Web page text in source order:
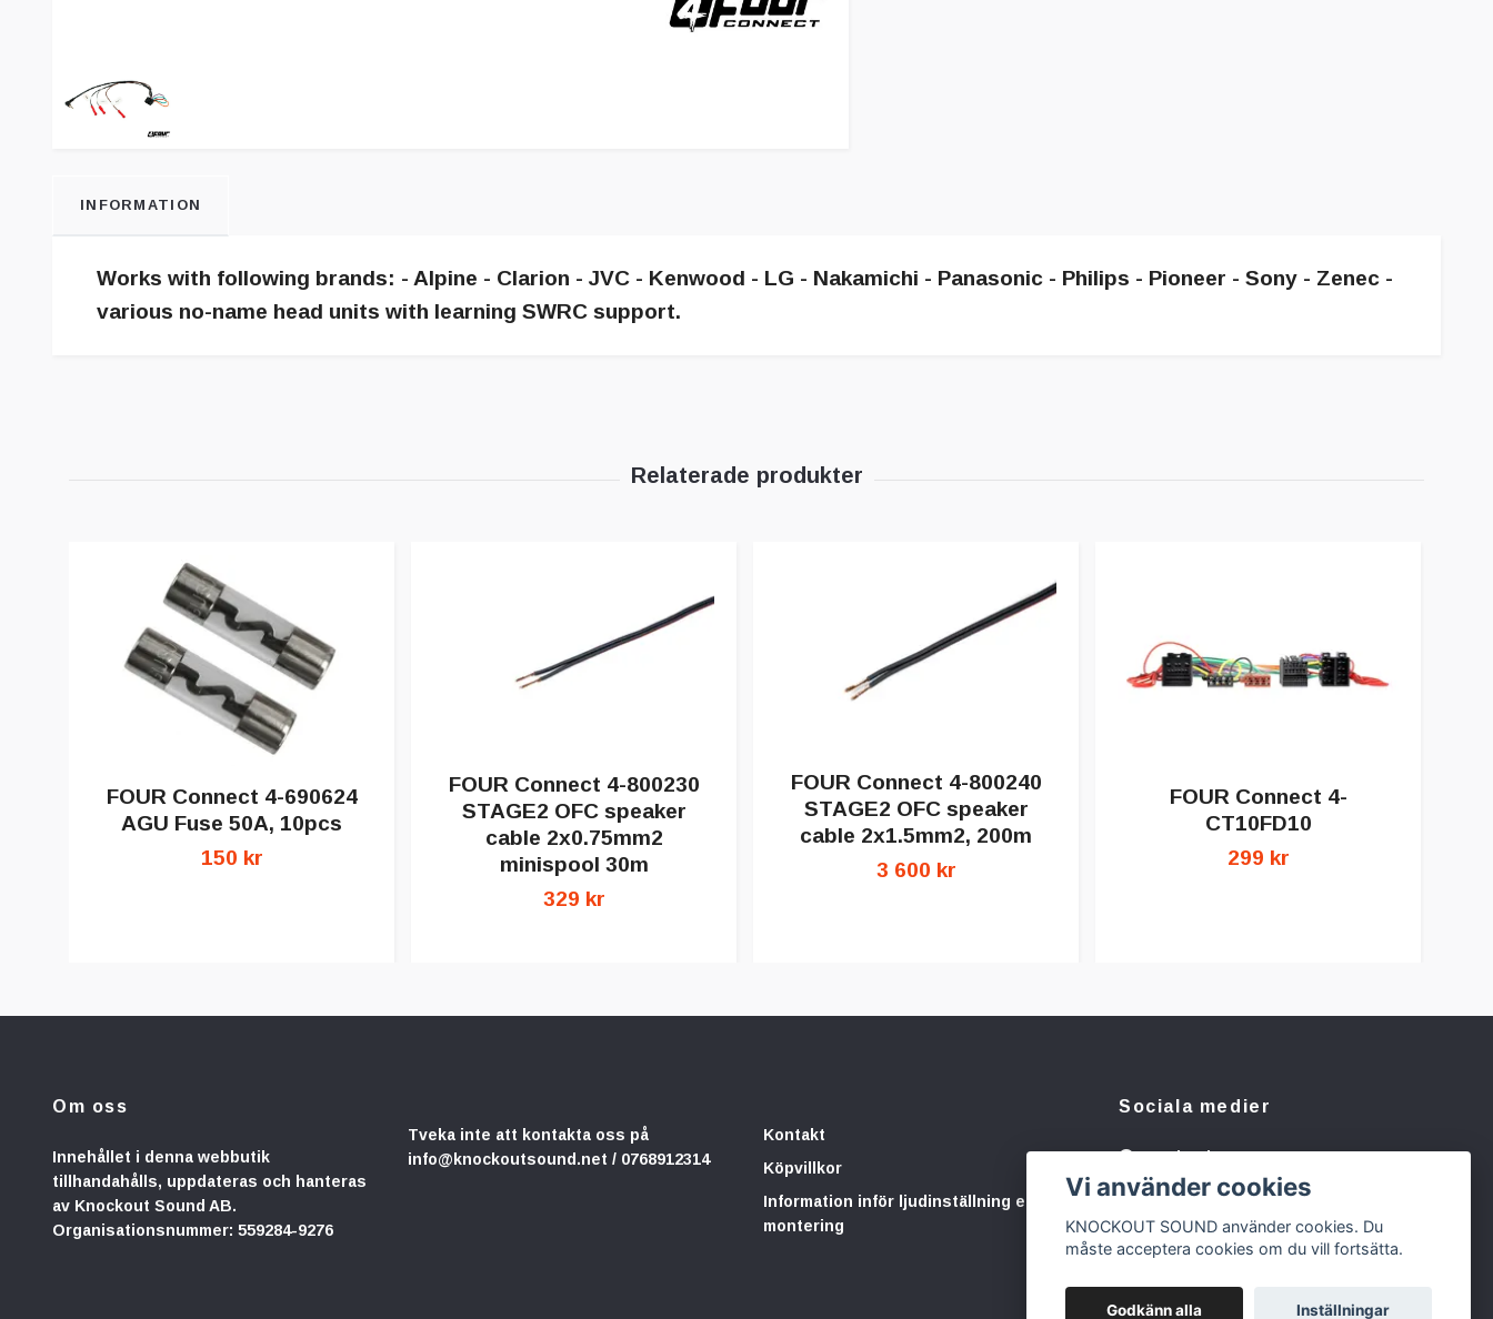
INFORMATION
Works with following brands: - Alpine - Clarion - JVC - Kenwood - LG - Nakamichi - Panasonic - Philips - Pioneer - Sony - Zenec -
various no-name head units with learning SWRC support.
FOUR Connect 4-690624
AGU Fuse 50A, 10pcs
150 kr
FOUR Connect 4-800230
STAGE2 OFC speaker
cable 2x0.75mm2
minispool 30m
329 kr
FOUR Connect 4-800240
STAGE2 OFC speaker
cable 2x1.5mm2, 200m
3 600 kr
FOUR Connect 4-
CT10FD10
299 kr
Om oss
Innehållet i denna webbutik
tillhandahålls, uppdateras och hanteras
av Knockout Sound AB.
Organisationsnummer: 559284-9276
Tveka inte att kontakta oss på
info@knockoutsound.net / 0768912314
Kontakt
Köpvillkor
Information inför ljudinställning eller
montering
Sociala medier
Facebook
Instagram
Vi använder cookies
KNOCKOUT SOUND använder cookies. Du
måste acceptera cookies om du vill fortsätta.
Godkänn alla Inställningar